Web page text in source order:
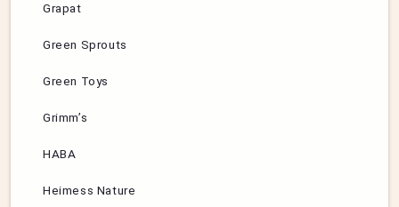
Grapat
Green Sprouts
Green Toys
Grimm’s
HABA
Heimess Nature